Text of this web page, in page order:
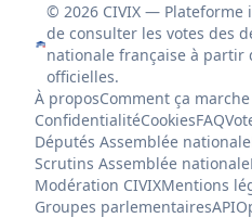
© 2026 CIVIX —
de consulter les votes des
nationale française à partir
officielles.
À proposComment ça marche
ConfidentialitéCookiesFAQ
Députés Assemblée nationale
Scrutins Assemblée nationale
Modération CIVIXMentions
Groupes parlementairesAPI